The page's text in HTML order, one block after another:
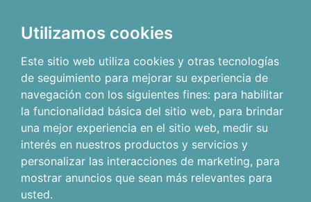
Utilizamos cookies
Este sitio web utiliza cookies y otras tecnologías
de seguimiento para mejorar su experiencia de
navegación con los siguientes fines: para habilitar
la funcionalidad básica del sitio web, para brindar
una mejor experiencia en el sitio web, medir su
interés en nuestros productos y servicios y
personalizar las interacciones de marketing, para
mostrar anuncios que sean más relevantes para
usted.